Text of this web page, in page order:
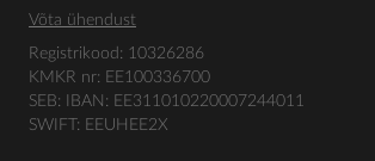
Võta ühendust
Registrikood: 10326286
KMKR nr: EE100336700
SEB: IBAN: EE311010220007244011
SWIFT: EEUHEE2X